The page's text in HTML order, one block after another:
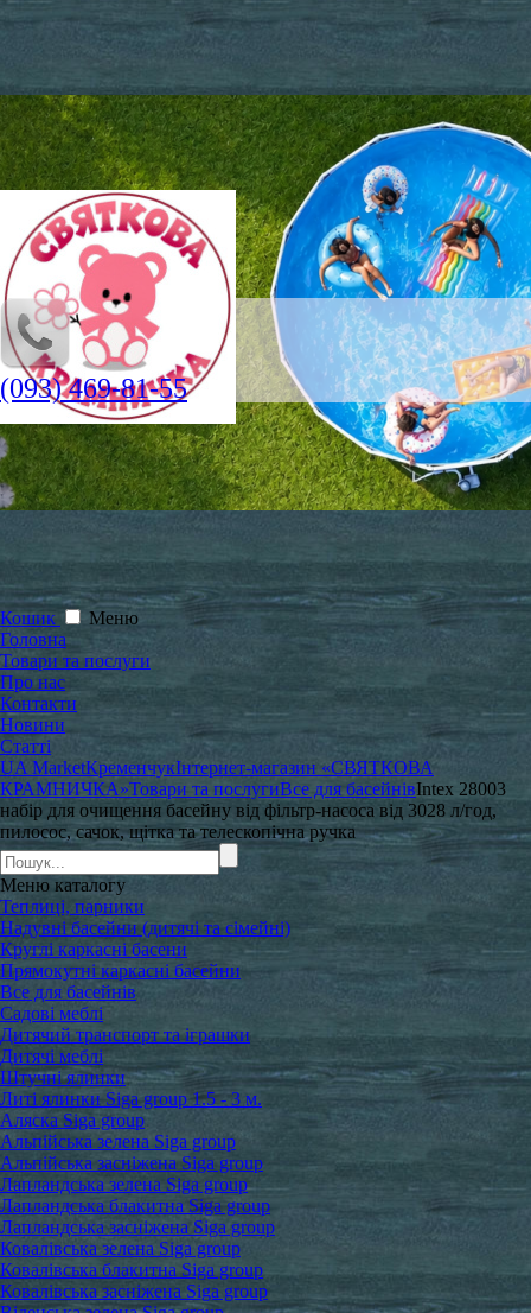
(093) 469-81-55
Кошик
Меню
Головна
Товари та послуги
Про нас
Контакти
Новини
Статті
UA MarketКременчукІнтернет-магазин «СВЯТКОВА
КРАМНИЧКА»Товари та послугиВсе для басейнівIntex 28003
набір для очищення басейну від фільтр-насоса від 3028 л/год,
пилосос, сачок, щітка та телескопічна ручка
Меню каталогу
Теплиці, парники
Надувні басейни (дитячі та сімейні)
Круглі каркасні басени
Прямокутні каркасні басейни
Все для басейнів
Садові меблі
Дитячий транспорт та іграшки
Дитячі меблі
Штучні ялинки
Литі ялинки Siga group 1.5 - 3 м.
Аляска Siga group
Альпійська зелена Siga group
Альпійська засніжена Siga group
Лапландська зелена Siga group
Лапландська блакитна Siga group
Лапландська засніжена Siga group
Ковалівська зелена Siga group
Ковалівська блакитна Siga group
Ковалівська засніжена Siga group